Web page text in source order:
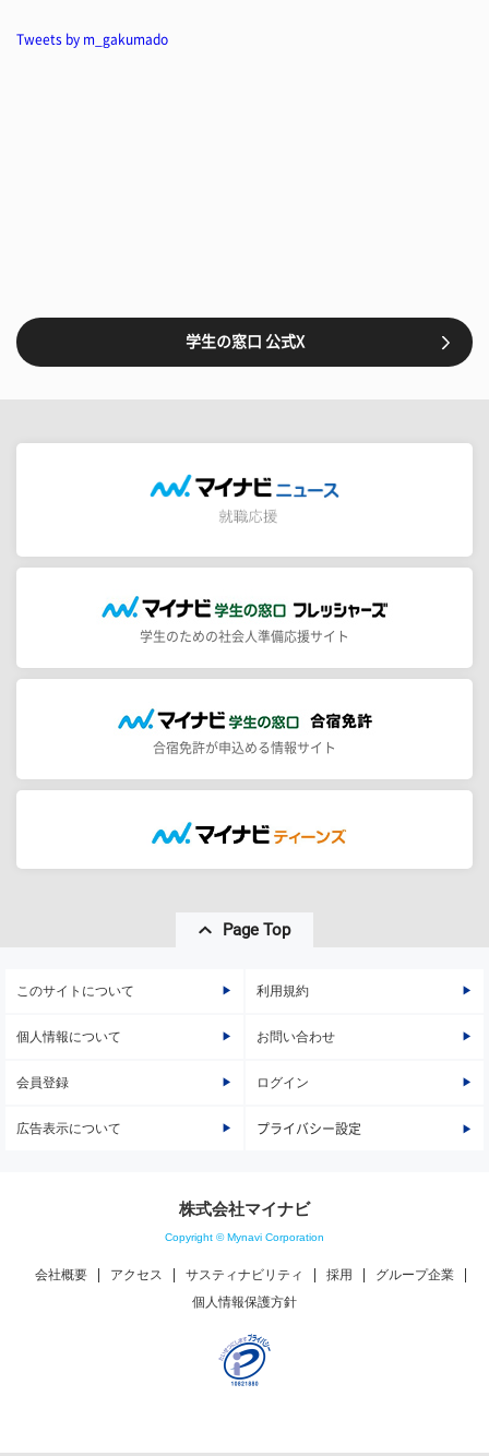
Tweets by m_gakumado
学生の窓口 公式X
学生のための社会人準備応援サイト
合宿免許が申込める情報サイト
Page Top
このサイトについて 利用規約
個人情報について お問い合わせ
会員登録 ログイン
広告表示について プライバシー設定
株式会社マイナビ
Copyright © Mynavi Corporation
会社概要 アクセス サスティナビリティ 採用
グループ企業
個人情報保護方針